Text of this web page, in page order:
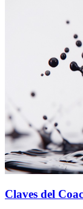
Claves del